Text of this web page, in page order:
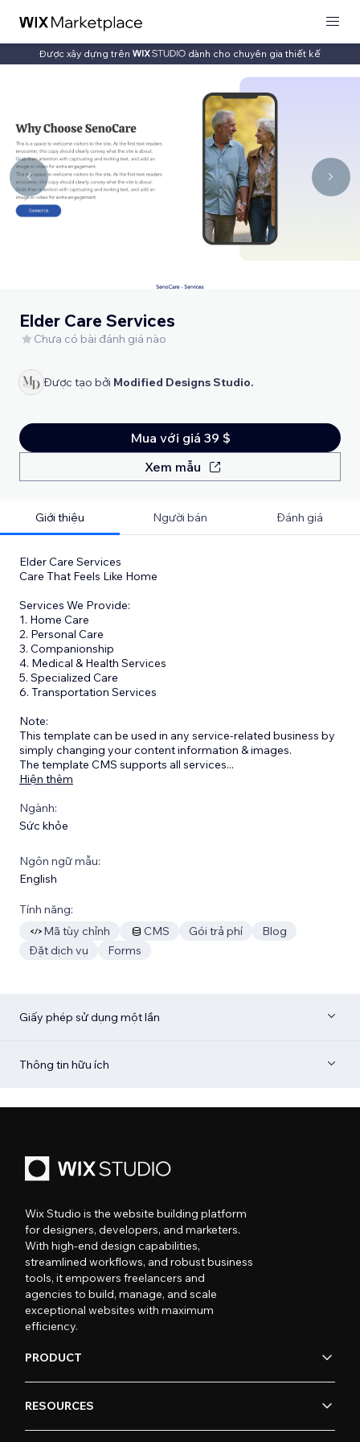
Được xây dựng trên dành cho chuyên gia thiết kế
Elder Care Services
Chưa có bài đánh giá nào
Được tạo bởi Modified Designs Studio.
Mua với giá 39 $
Xem mẫu
Giới thiệu Người bán Đánh giá
Elder Care Services
Care That Feels Like Home
Services We Provide:
1. Home Care
2. Personal Care
3. Companionship
4. Medical & Health Services
5. Specialized Care
6. Transportation Services
​Note:
This template can be used in any service-related business by
simply changing your content information & images.
The template CMS supports all services...
Hiện thêm
Ngành:
Sức khỏe
Ngôn ngữ mẫu:
English
Tính năng:
Mã tùy chỉnh
CMS Gói trả phí
Blog
Đặt dịch vụ
Forms
Giấy phép sử dụng một lần
Thông tin hữu ích
Wix Studio is the website building platform
for designers, developers, and marketers.
With high-end design capabilities,
streamlined workflows, and robust business
tools, it empowers freelancers and
agencies to build, manage, and scale
exceptional websites with maximum
efficiency.
PRODUCT
RESOURCES